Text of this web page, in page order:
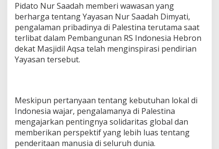
Pidato Nur Saadah memberi wawasan yang
berharga tentang Yayasan Nur Saadah Dimyati,
pengalaman pribadinya di Palestina terutama saat
terlibat dalam Pembangunan RS Indonesia Hebron
dekat Masjidil Aqsa telah menginspirasi pendirian
Yayasan tersebut.
Meskipun pertanyaan tentang kebutuhan lokal di
Indonesia wajar, pengalamanya di Palestina
mengajarkan pentingnya solidaritas global dan
memberikan perspektif yang lebih luas tentang
penderitaan manusia di seluruh dunia.